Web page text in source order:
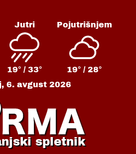
Jutri
19° / 33°
Pojutrišnjem
19° / 28°
6. avgust 2026
spletnik